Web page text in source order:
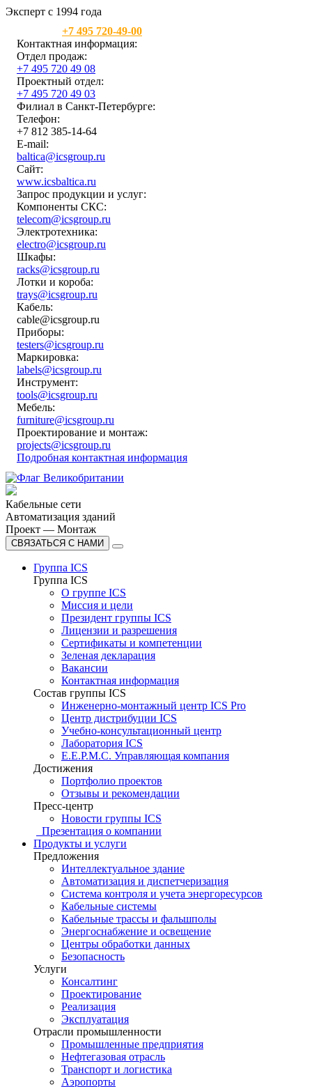
Эксперт с 1994 года
+7 495 720-49-00
Контактная информация:
Отдел продаж:
+7 495 720 49 08
Проектный отдел:
+7 495 720 49 03
Филиал в Санкт-Петербурге:
Телефон:
+7 812 385-14-64
E-mail:
baltica@icsgroup.ru
Сайт:
www.icsbaltica.ru
Запрос продукции и услуг:
Компоненты СКС:
telecom@icsgroup.ru
Электротехника:
electro@icsgroup.ru
Шкафы:
racks@icsgroup.ru
Лотки и короба:
trays@icsgroup.ru
Кабель:
cable@icsgroup.ru
Приборы:
testers@icsgroup.ru
Маркировка:
labels@icsgroup.ru
Инструмент:
tools@icsgroup.ru
Мебель:
furniture@icsgroup.ru
Проектирование и монтаж:
projects@icsgroup.ru
Подробная контактная информация
Кабельные сети
Автоматизация зданий
Проект — Монтаж
СВЯЗАТЬСЯ С НАМИ
Группа ICS
Группа ICS
О группе ICS
Миссия и цели
Президент группы ICS
Лицензии и разрешения
Сертификаты и компетенции
Зеленая декларация
Вакансии
Контактная информация
Состав группы ICS
Инженерно-монтажный центр ICS Pro
Центр дистрибуции ICS
Учебно-консультационный центр
Лаборатория ICS
E.E.P.M.C. Управляющая компания
Достижения
Портфолио проектов
Отзывы и рекомендации
Пресс-центр
Новости группы ICS
Презентация о компании
Продукты и услуги
Предложения
Интеллектуальное здание
Автоматизация и диспетчеризация
Система контроля и учета энергоресурсов
Кабельные системы
Кабельные трассы и фальшполы
Энергоснабжение и освещение
Центры обработки данных
Безопасность
Услуги
Консалтинг
Проектирование
Реализация
Эксплуатация
Отрасли промышленности
Промышленные предприятия
Нефтегазовая отрасль
Транспорт и логистика
Аэропорты